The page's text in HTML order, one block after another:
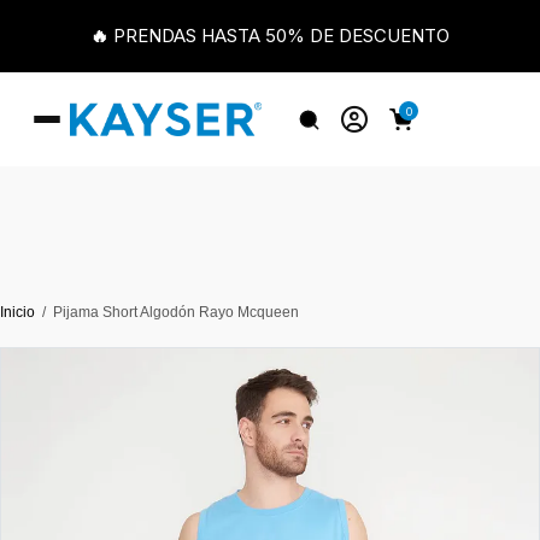
🔥 PRENDAS HASTA 50% DE DESCUENTO
0
Inicio Pijama Short Algodón Rayo Mcqueen